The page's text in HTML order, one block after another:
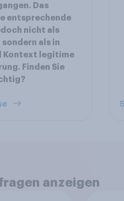
Das
entsprechende
nicht als
als in
Kontext legitime
Finden Sie
anzeigen